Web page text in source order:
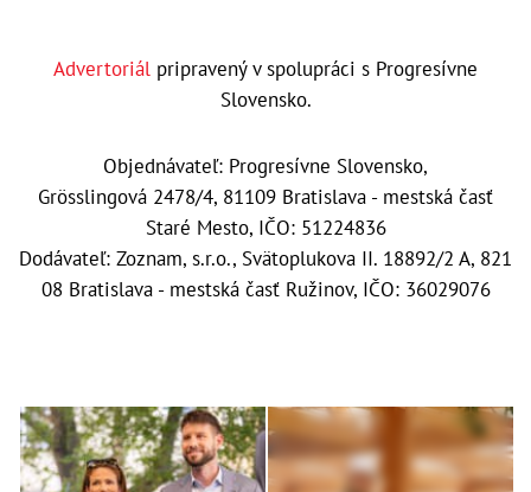
Advertoriál pripravený v spolupráci s Progresívne
Slovensko.
Objednávateľ: Progresívne Slovensko,
Grösslingová 2478/4, 81109 Bratislava - mestská časť
Staré Mesto, IČO: 51224836
Dodávateľ: Zoznam, s.r.o., Svätoplukova II. 18892/2 A, 821
08 Bratislava - mestská časť Ružinov, IČO: 36029076